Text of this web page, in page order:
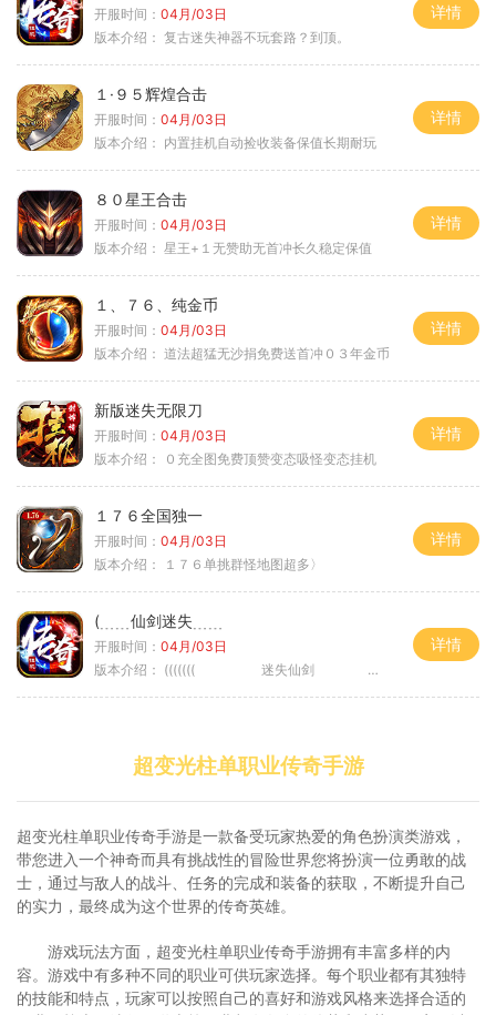
开服时间： 04月/03日
版本介绍： 复古迷失神器不玩套路？到顶。
详情
１·９５辉煌合击
开服时间： 04月/03日
版本介绍： 内置挂机自动捡收装备保值长期耐玩
详情
８０星王合击
开服时间： 04月/03日
版本介绍： 星王+１无赞助无首冲长久稳定保值
详情
１、７６、纯金币
开服时间： 04月/03日
版本介绍： 道法超猛无沙捐免费送首冲０３年金币
详情
新版迷失无限刀
开服时间： 04月/03日
版本介绍：
０充全图免费顶赞变态吸怪变态挂机
详情
１７６全国独一
开服时间： 04月/03日
版本介绍：
１７６单挑群怪地图超多〉
详情
(﹍﹍仙剑迷失﹍﹍
开服时间： 04月/03日
版本介绍： ((((((( 迷失仙剑 )))))
详情
超变光柱单职业传奇手游
超变光柱单职业传奇手游是一款备受玩家热爱的角色扮演类游戏，
带您进入一个神奇而具有挑战性的冒险世界您将扮演一位勇敢的战
士，通过与敌人的战斗、任务的完成和装备的获取，不断提升自己
的实力，最终成为这个世界的传奇英雄。
游戏玩法方面，超变光柱单职业传奇手游拥有丰富多样的内
容。游戏中有多种不同的职业可供玩家选择。每个职业都有其独特
的技能和特点，玩家可以按照自己的喜好和游戏风格来选择合适的